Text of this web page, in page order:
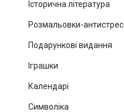
Історична література
Розмальовки-антистрес
Подарункові видання
Іграшки
Календарі
Символіка